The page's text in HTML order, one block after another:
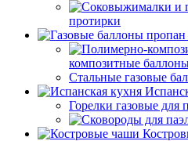
протирки
композитные
Стальные газовые
Горелки газовые для